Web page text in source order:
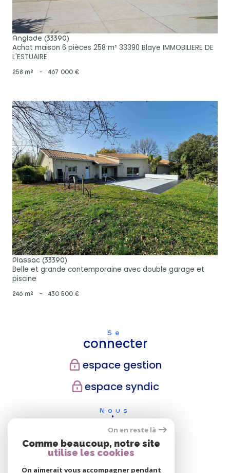
Anglade (33390)
Achat maison 6 pièces 258 m² 33390 Blaye IMMOBILIERE DE
L'ESTUAIRE
258 m² - 467 000 €
voir le bien
Plassac (33390)
Belle et grande contemporaine avec double garage et
piscine
246 m² - 430 500 €
Se
connecter
espace gestion
espace syndic
Nous
suivre
On en reste là
Comme beaucoup, notre site
utilise les cookies
On aimerait vous accompagner pendant